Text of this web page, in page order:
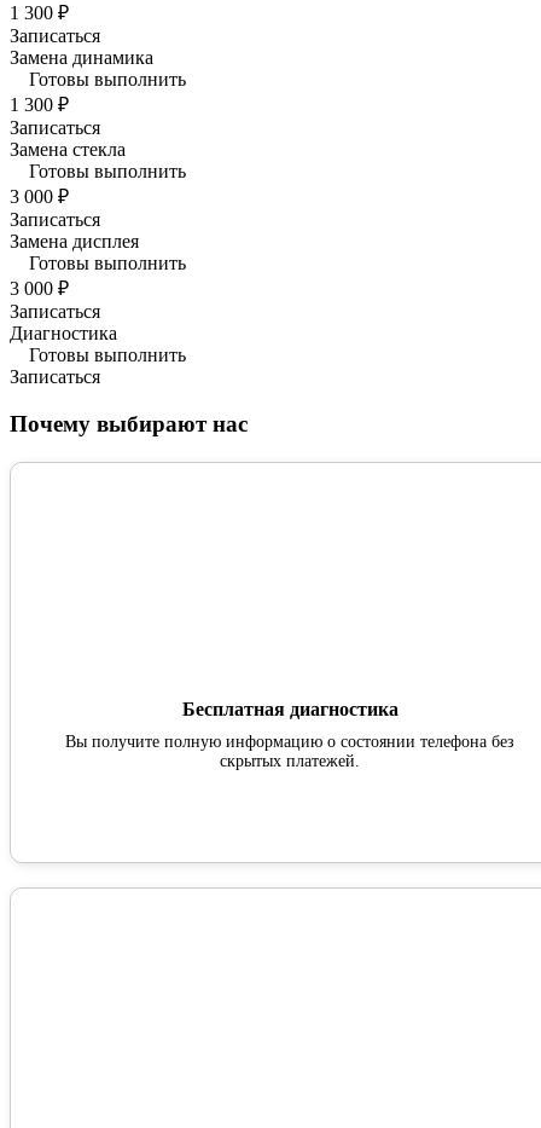
1 300 ₽
Записаться
Замена динамика
Готовы выполнить
1 300 ₽
Записаться
Замена стекла
Готовы выполнить
3 000 ₽
Записаться
Замена дисплея
Готовы выполнить
3 000 ₽
Записаться
Диагностика
Готовы выполнить
Записаться
Почему выбирают нас
Бесплатная диагностика
Вы получите полную информацию о состоянии телефона без
скрытых платежей.